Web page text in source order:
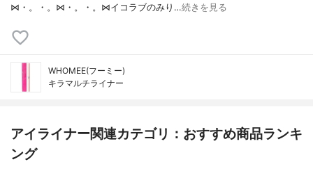
⋈・。・。⋈・。・。⋈イコラブのみり…続きを見る
WHOMEE(フーミー)
キラマルチライナー
アイライナー関連カテゴリ：おすすめ商品ランキ
ング